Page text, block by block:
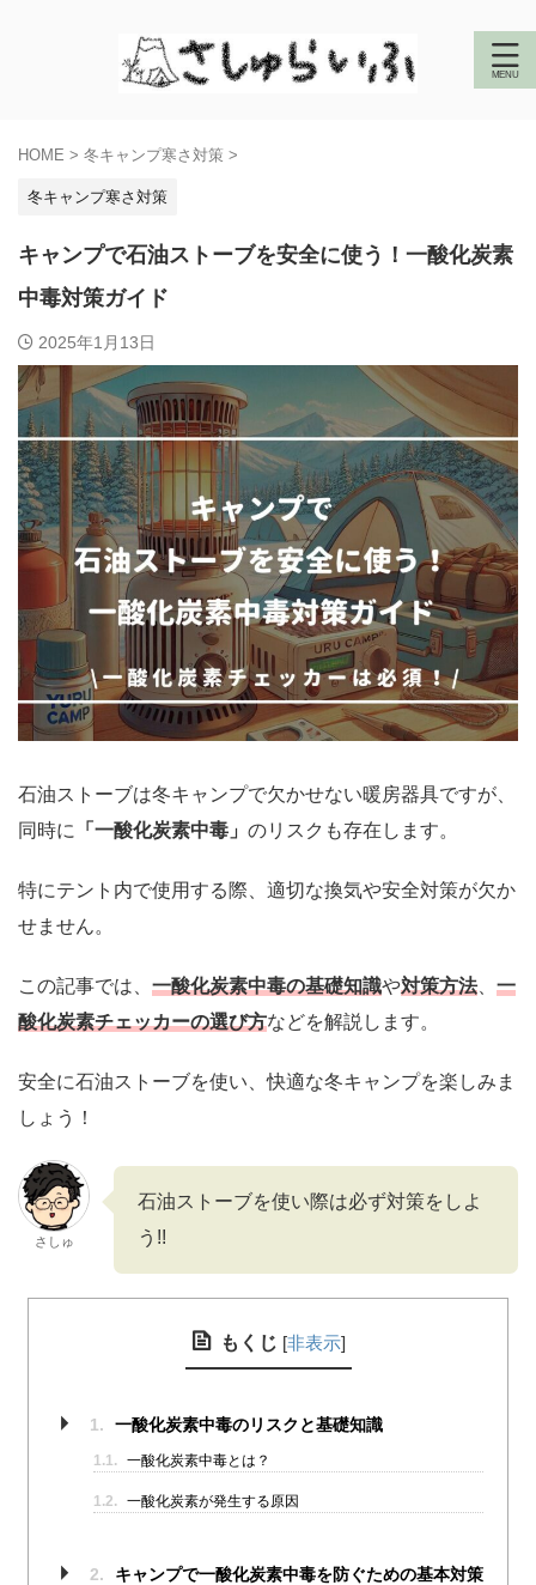
HOME > 冬キャンプ寒さ対策 >
冬キャンプ寒さ対策
キャンプで石油ストーブを安全に使う！一酸化炭素
中毒対策ガイド
2025年1月13日
石油ストーブは冬キャンプで欠かせない暖房器具ですが、
同時に
「一酸化炭素中毒」 のリスクも存在します。
特にテント内で使用する際、適切な換気や安全対策が欠か
せません。
この記事では、 一酸化炭素中毒の基礎知識や対策方法、 一
酸化炭素チェッカーの選び方などを解説します。
安全に石油ストーブを使い、快適な冬キャンプを楽しみま
しょう！
さしゅ
石油ストーブを使い際は必ず対策をしよ
う!!
もくじ [非表示]
1. 一酸化炭素中毒のリスクと基礎知識
1.1. 一酸化炭素中毒とは？
1.2. 一酸化炭素が発生する原因
2. キャンプで一酸化炭素中毒を防ぐための基本対策